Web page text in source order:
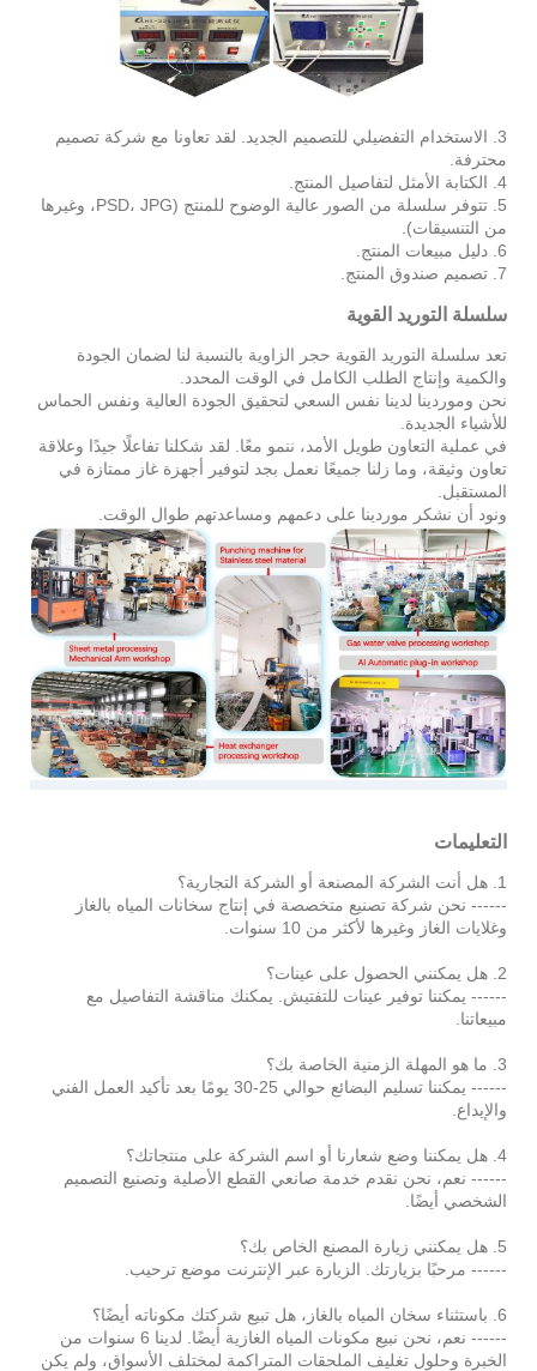
3. الاستخدام التفضيلي للتصميم الجديد. لقد تعاونا مع شركة تصميم
محترفة.
4. الكتابة الأمثل لتفاصيل المنتج.
5. تتوفر سلسلة من الصور عالية الوضوح للمنتج (PSD، JPG، وغيرها
من التنسيقات).
6. دليل مبيعات المنتج.
7. تصميم صندوق المنتج.
سلسلة التوريد القوية
تعد سلسلة التوريد القوية حجر الزاوية بالنسبة لنا لضمان الجودة
والكمية وإنتاج الطلب الكامل في الوقت المحدد.
نحن وموردينا لدينا نفس السعي لتحقيق الجودة العالية ونفس الحماس
للأشياء الجديدة.
في عملية التعاون طويل الأمد، ننمو معًا. لقد شكلنا تفاعلًا جيدًا وعلاقة
تعاون وثيقة، وما زلنا جميعًا نعمل بجد لتوفير أجهزة غاز ممتازة في
المستقبل.
ونود أن نشكر موردينا على دعمهم ومساعدتهم طوال الوقت.
التعليمات
1. هل أنت الشركة المصنعة أو الشركة التجارية؟
------ نحن شركة تصنيع متخصصة في إنتاج سخانات المياه بالغاز
وغلايات الغاز وغيرها لأكثر من 10 سنوات.
2. هل يمكنني الحصول على عينات؟
------ يمكننا توفير عينات للتفتيش. يمكنك مناقشة التفاصيل مع
مبيعاتنا.
3. ما هو المهلة الزمنية الخاصة بك؟
------ يمكننا تسليم البضائع حوالي 25-30 يومًا بعد تأكيد العمل الفني
والإيداع.
4. هل يمكننا وضع شعارنا أو اسم الشركة على منتجاتك؟
------ نعم، نحن نقدم خدمة صانعي القطع الأصلية وتصنيع التصميم
الشخصي أيضًا.
5. هل يمكنني زيارة المصنع الخاص بك؟
------ مرحبًا بزيارتك. الزيارة عبر الإنترنت موضع ترحيب.
6. باستثناء سخان المياه بالغاز، هل تبيع شركتك مكوناته أيضًا؟
------ نعم، نحن نبيع مكونات المياه الغازية أيضًا. لدينا 6 سنوات من
الخبرة وحلول تغليف الملحقات المتراكمة لمختلف الأسواق، ولم يكن